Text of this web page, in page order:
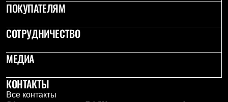
ПОКУПАТЕЛЯМ
СОТРУДНИЧЕСТВО
МЕДИА
КОНТАКТЫ
Все контакты